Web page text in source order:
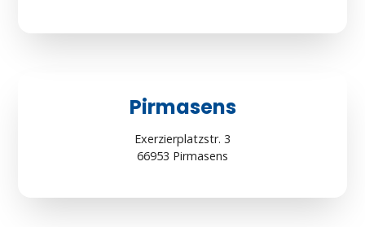
Pirmasens
Exerzierplatzstr. 3
66953 Pirmasens